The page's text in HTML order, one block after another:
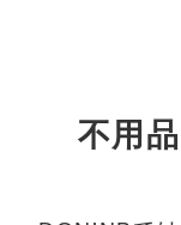
不用